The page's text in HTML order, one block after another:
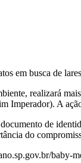
em busca de
realizará
A
de
do